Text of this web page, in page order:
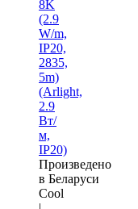
8K
(2.9
W/m,
IP20,
2835,
5m)
(Arlight,
2.9
Вт/
м,
IP20)
Произведено
в Беларуси
Cool